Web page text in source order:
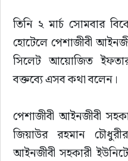
সাহিত্য
তিনি ২ মার্চ সোমবার
হোটেলে পেশাজীবী
সিলেট আয়োজিত
বক্তব্যে এসব কথা বলেন।
পেশাজীবী আইনজীবী
জিয়াউর রহমান
আইনজীবী সহকারী